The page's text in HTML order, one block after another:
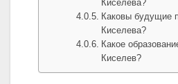
Киселева?
Каковы будущие
Киселева?
Какое
Киселев?